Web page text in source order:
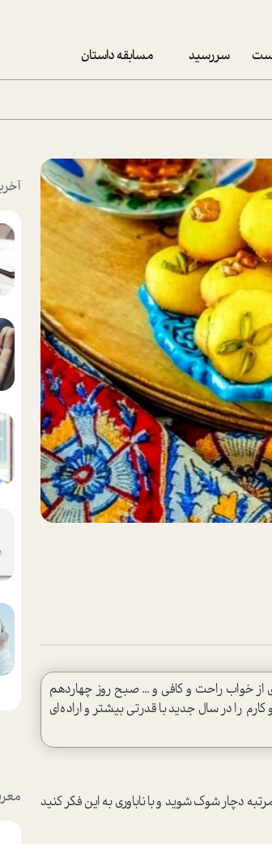
سررسید
پکيج نوروزي موفقيت
تقویم رومیزی
تقویم دیواری
مسابقه داستان
از خواب راحت و کافی و ... صبح روز چهاردهم
کارم را در سال جدید با قدرتی بیشتر و اراده‌ای
دچار شوک شوید و با ناباوری به این فکر کنید